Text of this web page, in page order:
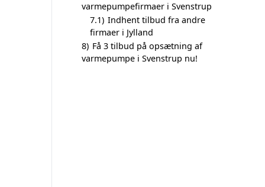
varmepumpefirmaer i Svenstrup
7.1) Indhent tilbud fra andre
firmaer i Jylland
8) Få 3 tilbud på opsætning af
varmepumpe i Svenstrup nu!